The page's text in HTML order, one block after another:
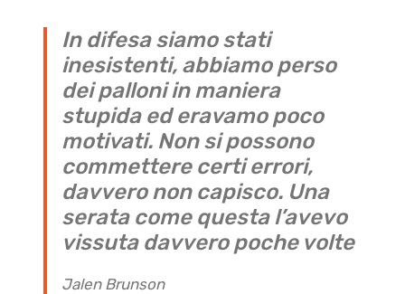
In difesa siamo stati
inesistenti, abbiamo perso
dei palloni in maniera
stupida ed eravamo poco
motivati. Non si possono
commettere certi errori,
davvero non capisco. Una
serata come questa l’avevo
vissuta davvero poche volte
Jalen Brunson